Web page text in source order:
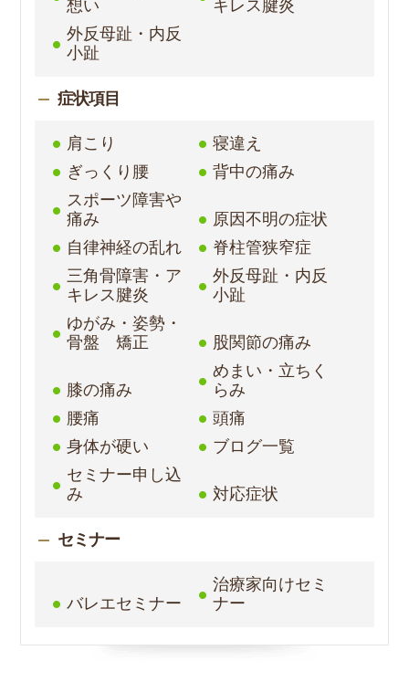
想い
キレス腱炎
外反母趾・内反
小趾
症状項目
肩こり
寝違え
ぎっくり腰
背中の痛み
スポーツ障害や
痛み
原因不明の症状
自律神経の乱れ
脊柱管狭窄症
三角骨障害・ア
キレス腱炎
外反母趾・内反
小趾
ゆがみ・姿勢・
骨盤 矯正
股関節の痛み
膝の痛み
めまい・立ちく
らみ
腰痛
頭痛
身体が硬い
ブログ一覧
セミナー申し込
み
対応症状
セミナー
バレエセミナー
治療家向けセミ
ナー